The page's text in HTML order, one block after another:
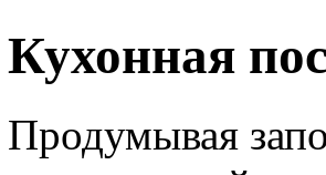
Кухонная
Продумывая